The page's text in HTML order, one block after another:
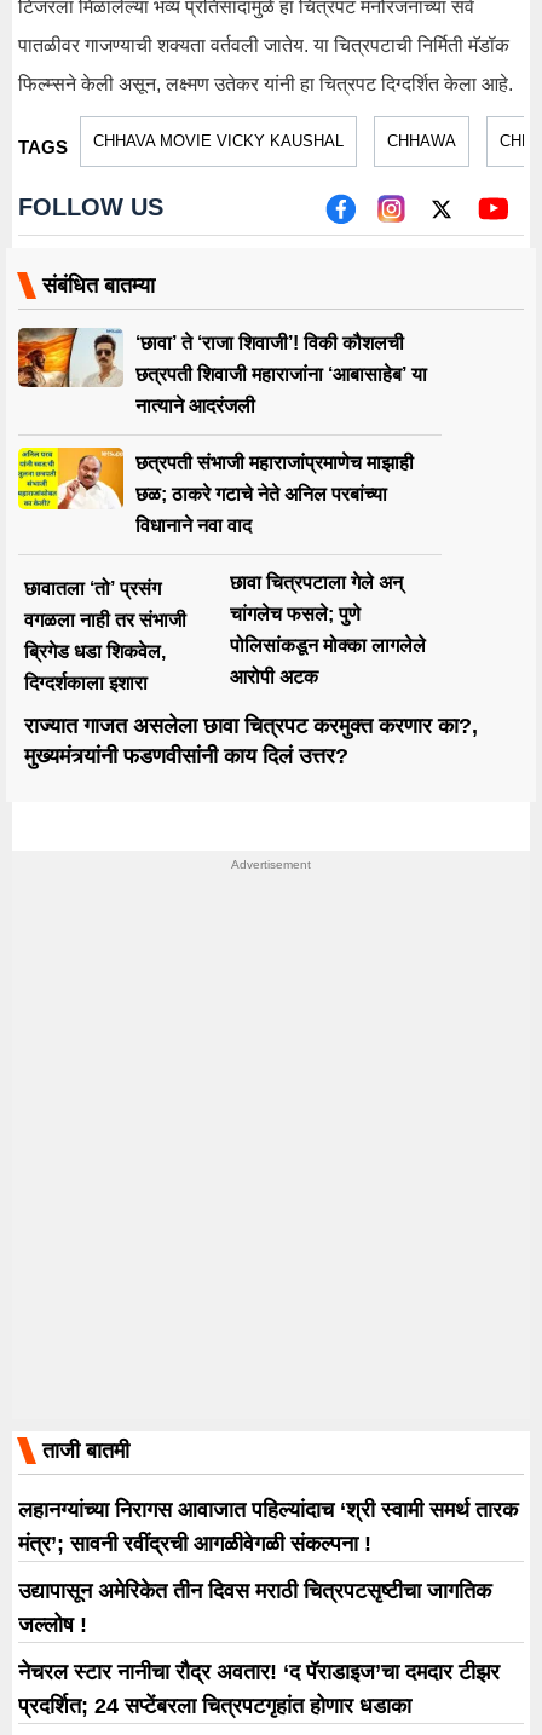
टिजरला मिळालेल्या भव्य प्रतिसादामुळे हा चित्रपट मनोरंजनाच्या सर्व
पातळीवर गाजण्याची शक्यता वर्तवली जातेय. या चित्रपटाची निर्मिती मॅडॉक
फिल्म्सने केली असून, लक्ष्मण उतेकर यांनी हा चित्रपट दिग्दर्शित केला आहे.
TAGS CHHAVA MOVIE VICKY KAUSHAL CHHAWA
FOLLOW US
संबंधित बातम्या
‘छावा’ ते ‘राजा शिवाजी’! विकी कौशलची
छत्रपती शिवाजी महाराजांना ‘आबासाहेब’ या
नात्याने आदरंजली
छत्रपती संभाजी महाराजांप्रमाणेच माझाही
छळ; ठाकरे गटाचे नेते अनिल परबांच्या
विधानाने नवा वाद
छावातला ‘तो’ प्रसंग
वगळला नाही तर संभाजी
ब्रिगेड धडा शिकवेल,
दिग्दर्शकाला इशारा
छावा चित्रपटाला गेले अन्
चांगलेच फसले; पुणे
पोलिसांकडून मोक्का लागलेले
आरोपी अटक
राज्यात गाजत असलेला छावा चित्रपट करमुक्त करणार का?,
मुख्यमंत्र्यांनी फडणवीसांनी काय दिलं उत्तर?
ताजी बातमी
लहानग्यांच्या निरागस आवाजात पहिल्यांदाच ‘श्री स्वामी समर्थ तारक
मंत्र’; सावनी रवींद्रची आगळीवेगळी संकल्पना !
उद्यापासून अमेरिकेत तीन दिवस मराठी चित्रपटसृष्टीचा जागतिक
जल्लोष !
नेचरल स्टार नानीचा रौद्र अवतार! ‘द पॅराडाइज’चा दमदार टीझर
प्रदर्शित; 24 सप्टेंबरला चित्रपटगृहांत होणार धडाका